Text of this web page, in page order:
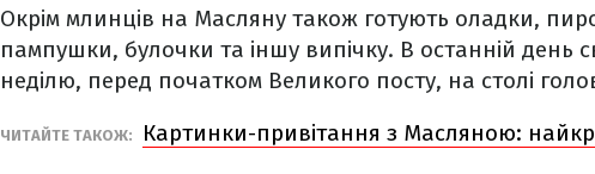
Окрім млинців на Масляну також готують оладки,
пампушки, булочки та іншу випічку. В останній день
неділю, перед початком Великого посту, на столі
ЧИТАЙТЕ ТАКОЖ: Картинки-привітання з Масляною: